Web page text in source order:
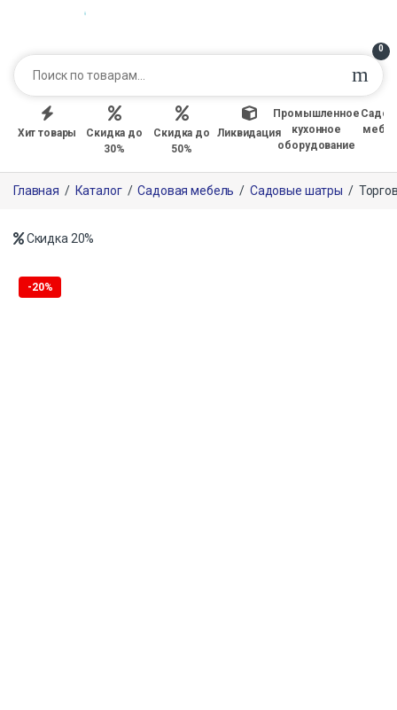
0
Хит товары
Скидка до
30%
Скидка до
50%
Ликвидация
Промышленное
кухонное
оборудование
Главная / Каталог / Садовая мебель / Садовые шатры /
Скидка 20%
-20%